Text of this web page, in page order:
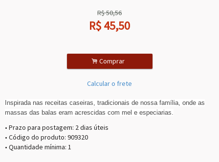
R$50,56
R$45,50
. Comprar
Calcular o frete
Inspirada nas receitas caseiras, tradicionais de nossa família, onde as
massas das balas eram acrescidas com mel e especiarias.
• Prazo para postagem: 2 dias úteis
• Código do produto: 909320
• Quantidade mínima: 1